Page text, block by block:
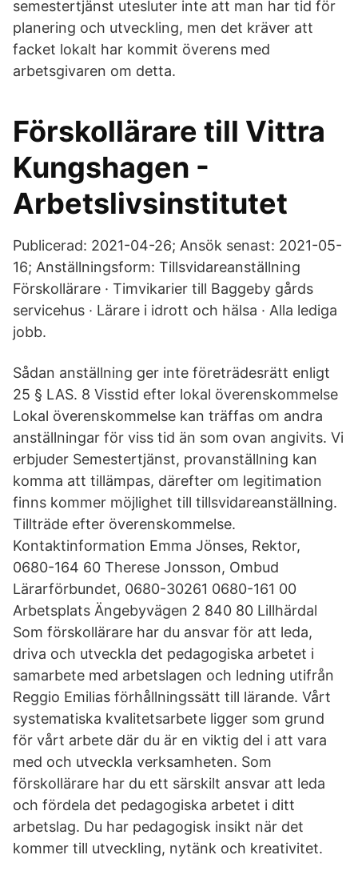
semestertjänst utesluter inte att man har tid för
planering och utveckling, men det kräver att
facket lokalt har kommit överens med
arbetsgivaren om detta.
Förskollärare till Vittra
Kungshagen -
Arbetslivsinstitutet
Publicerad: 2021-04-26; Ansök senast: 2021-05-
16; Anställningsform: Tillsvidareanställning
Förskollärare · Timvikarier till Baggeby gårds
servicehus · Lärare i idrott och hälsa · Alla lediga
jobb.
Sådan anställning ger inte företrädesrätt enligt
25 § LAS. 8 Visstid efter lokal överenskommelse
Lokal överenskommelse kan träffas om andra
anställningar för viss tid än som ovan angivits. Vi
erbjuder Semestertjänst, provanställning kan
komma att tillämpas, därefter om legitimation
finns kommer möjlighet till tillsvidareanställning.
Tillträde efter överenskommelse.
Kontaktinformation Emma Jönses, Rektor,
0680-164 60 Therese Jonsson, Ombud
Lärarförbundet, 0680-30261 0680-161 00
Arbetsplats Ängebyvägen 2 840 80 Lillhärdal
Som förskollärare har du ansvar för att leda,
driva och utveckla det pedagogiska arbetet i
samarbete med arbetslagen och ledning utifrån
Reggio Emilias förhållningssätt till lärande. Vårt
systematiska kvalitetsarbete ligger som grund
för vårt arbete där du är en viktig del i att vara
med och utveckla verksamheten. Som
förskollärare har du ett särskilt ansvar att leda
och fördela det pedagogiska arbetet i ditt
arbetslag. Du har pedagogisk insikt när det
kommer till utveckling, nytänk och kreativitet.